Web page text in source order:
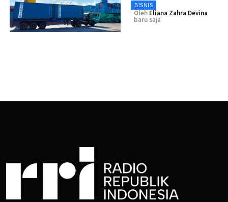
BISNIS
Oleh Eliana Zahra Devina
baru saja